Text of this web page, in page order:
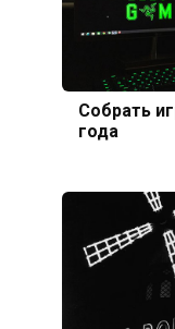
Собрать
года